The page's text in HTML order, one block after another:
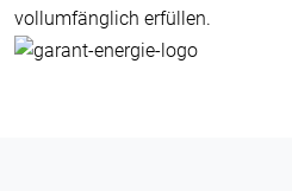
vollumfänglich erfüllen.